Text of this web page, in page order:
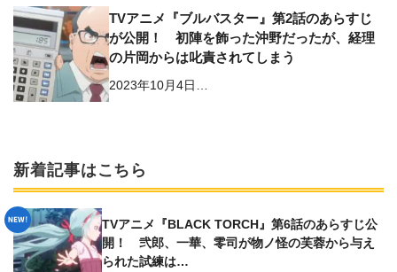
TVアニメ『ブルバスター』第2話のあらすじ
が公開！ 初陣を飾った沖野だったが、経理
の片岡からは叱責されてしまう
2023年10月4日…
新着記事はこちら
TVアニメ『BLACK TORCH』第6話のあらすじ公
開！ 弐郎、一華、零司が物ノ怪の芙蓉から与え
られた試練は…